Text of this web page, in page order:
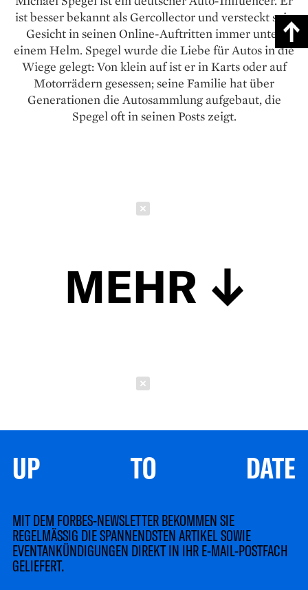
ist besser bekannt als Gercollector und versteckt sein
Gesicht in seinen Online-Auftritten immer unter
einem Helm. Spegel wurde die Liebe für Autos in die
Wiege gelegt: Von klein auf ist er in Karts oder auf
Motorrädern gesessen; seine Familie hat über
Generationen die Auto­sammlung aufgebaut, die
Spegel oft in seinen Posts zeigt.
MEHR
UP TO DATE
MIT DEM FORBES-NEWSLETTER BEKOMMEN SIE
REGELMÄSSIG DIE SPANNENDSTEN ARTIKEL SOWIE
EVENTANKÜNDIGUNGEN DIREKT IN IHR E-MAIL-POSTFACH
GELIEFERT.